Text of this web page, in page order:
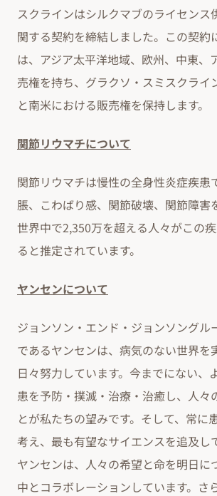
スクラインはシルクマブのライセンス
関する契約を締結しました。この契約
は、アジア太平洋地域、欧州、中東、
売権を持ち、グラクソ・スミスクライ
と南米における販売権を保持します。
関節リウマチについて
関節リウマチは慢性の全身性炎症疾患
脹、こわばり感、関節破壊、関節障害
世界中で2,350万を超える人々がこの
ると推定されています。
ヤンセンについて
ジョンソン・エンド・ジョンソングル
であるヤンセンは、病気のない世界を
日々努力しています。今までにない、
患を予防・撲滅・治療・治癒し、人々
とが私たちの望みです。そして、常に
考え、最も有望なサイエンスを追及し
ヤンセンは、人々の希望と命を明日に
中とコラボレーションしています。さ